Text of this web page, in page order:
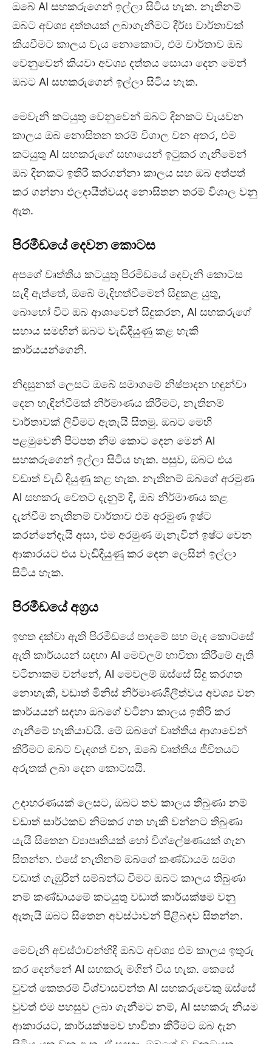
ඔබේ Al සහකරුගෙන් ඉල්ලා සිටිය හැක. නැතිනම්
ඔබට අවශ්‍ය දත්තයක් ලබාගැනීමට දීර්ඝ වාර්තාවක්
කියවීමට කාලය වැය නොකොට, එම වාර්තාව ඔබ
වෙනුවෙන් කියවා අවශ්‍ය දත්තය සොයා දෙන මෙන්
ඔබට Al සහකරුගෙන් ඉල්ලා සිටිය හැක.
මෙවැනි කටයුතු වෙනුවෙන් ඔබට දිනකට වැයවන
කාලය ඔබ නොසිතන තරම් විශාල වන අතර, එම
කටයුතු Al සහකරුගේ සහායෙන් ඉටුකර ගැනීමෙන්
ඔබ දිනකට ඉතිරි කරගන්නා කාලය සහ ඔබ අත්පත්
කර ගන්නා ඵලදායීත්වයද නොසිතන තරම් විශාල වනු
ඇත.
පිරමීඩයේ දෙවන කොටස
අපගේ වෘත්තීය කටයුතු පිරමිඩයේ දෙවැනි කොටස
සැදී ඇත්තේ, ඔබේ මැදිහත්වීමෙන් සිදුකළ යුතු,
බොහෝ විට ඔබ ආශාවෙන් සිදුකරන, Al සහකරුගේ
සහාය සමඟින් ඔබට වැඩිදියුණු කළ හැකි
කාර්යයන්ගෙනි.
නිදසුනක් ලෙසට ඔබේ සමාගමේ නිෂ්පාදන හඳුන්වා
දෙන හැඳින්වීමක් නිර්මාණය කිරීමට, නැතිනම්
වාර්තාවක් ලිවීමට ඇතැයි සිතමු. ඔබට මෙහි
පළමුවෙනි පිටපත නිම කොට දෙන මෙන් Al
සහකරුගෙන් ඉල්ලා සිටිය හැක. පසුව, ඔබට එය
වඩාත් වැඩි දියුණු කළ හැක. නැතිනම් ඔබගේ අරමුණ
Al සහකරු වෙතට දැනුම් දී, ඔබ නිර්මාණය කළ
දැන්වීම නැතිනම් වාර්තාව එම අරමුණ ඉෂ්ට
කරන්නේදැයි අසා, එම අරමුණ මැනැවින් ඉෂ්ට වෙන
ආකාරයට එය වැඩිදියුණු කර දෙන ලෙසින් ඉල්ලා
සිටිය හැක.
පිරමීඩයේ අග්‍රය
ඉහත දක්වා ඇති පිරමීඩයේ පාදමේ සහ මැද කොටසේ
ඇති කාර්යයන් සඳහා Al මෙවලම් භාවිතා කිරීමේ ඇති
වටිනාකම වන්නේ, Al මෙවලම් ඔස්සේ සිදු කරගත
නොහැකි, වඩාත් මිනිස් නිර්මාණශීලීත්වය අවශ්‍ය වන
කාර්යයන් සඳහා ඔබගේ වටිනා කාලය ඉතිරි කර
ගැනීමේ හැකියාවයි. මේ ඔබගේ වෘත්තිය ආශාවෙන්
කිරීමට ඔබට වැදගත් වන, ඔබේ වෘත්තිය ජීවිතයට
අරුතක් ලබා දෙන කොටසයි.
උදාහරණයක් ලෙසට, ඔබට තව කාලය තිබුණා නම්
වඩාත් සාර්ථකව නිමකර ගත හැකි වන්නට තිබුණා
යැයි සිතෙන ව්‍යාපෘතියක් හෝ විශ්ලේෂණයක් ගැන
සිතන්න. එසේ නැතිනම් ඔබගේ කණ්ඩායම සමග
වඩාත් ගැඹුරින් සම්බන්ධ වීමට ඔබට කාලය තිබුණා
නම් කණ්ඩායමේ කටයුතු වඩාත් කාර්යක්ෂම වනු
ඇතැයි ඔබට සිතෙන අවස්ථාවන් පිළිබඳව සිතන්න.
මෙවැනි අවස්ථාවන්හිදී ඔබට අවශ්‍ය එම කාලය ඉතුරු
කර දෙන්නේ Al සහකරු මගින් විය හැක. කෙසේ
වුවත් කෙතරම් විශ්වාසවන්ත Al සහකරුවෙකු ඔස්සේ
වුවත් එම පහසුව ලබා ගැනීමට නම්, Al සහකරු නියම
ආකාරයට, කාර්යක්ෂමව භාවිතා කිරීමට ඔබ දැන